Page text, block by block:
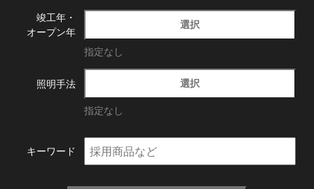
竣工年・
オープン年
選択
指定なし
照明手法 選択
指定なし
キーワード